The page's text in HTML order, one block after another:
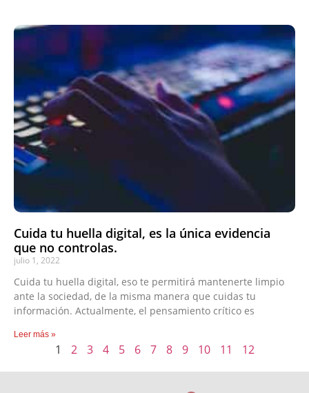
Cuida tu huella digital, es la única evidencia
que no controlas.
julio 1, 2022
Cuida tu huella digital, eso te permitirá mantenerte limpio
ante la sociedad, de la misma manera que cuidas tu
información. Actualmente, el pensamiento crítico es
Leer más »
1 2 3 4 5 6 7 8 9 10 11 12